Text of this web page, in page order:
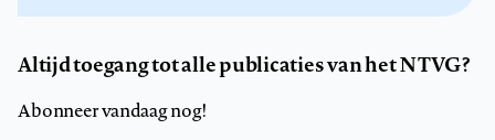
Altijd toegang tot alle publicaties van het NTVG?
Abonneer vandaag nog!